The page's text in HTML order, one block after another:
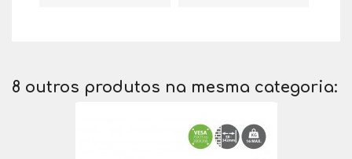
8 outros produtos na mesma categoria: